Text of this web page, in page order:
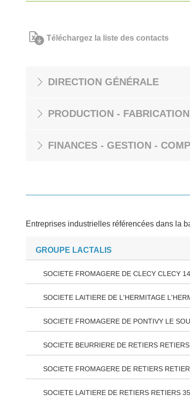
Téléchargez la liste des contacts
DIRECTION GÉNÉRALE
PRODUCTION -
FINANCES - GESTION -
Entreprises industrielles référencées dans la
GROUPE LACTALIS
SOCIETE FROMAGERE DE CLECY CLECY
SOCIETE LAITIERE DE L'HERMITAGE
SOCIETE FROMAGERE DE PONTIVY LE
SOCIETE BEURRIERE DE RETIERS
SOCIETE FROMAGERE DE RETIERS
SOCIETE LAITIERE DE RETIERS RETIERS